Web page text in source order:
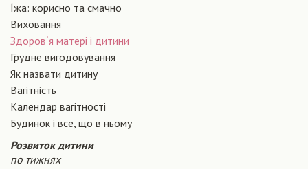
Їжа: корисно та смачно
Виховання
Здоров´я матері і дитини
Грудне вигодовування
Як назвати дитину
Вагiтнiсть
Календар вагітності
Будинок і все, що в ньому
Розвиток дитини
по тижнях